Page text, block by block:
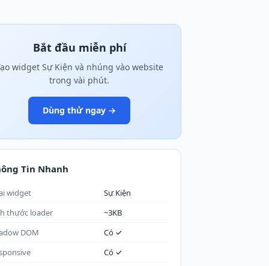
Bắt đầu miễn phí
widget Sự Kiện và nhúng vào website
trong vài phút.
Dùng thử ngay →
Tin Nhanh
widget
Sự Kiện
thước loader
~3KB
DOM
Có ✓
Có ✓